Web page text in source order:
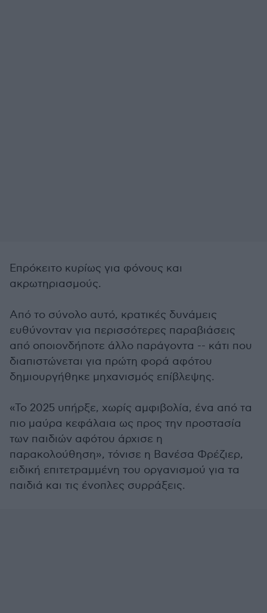
Επρόκειτο κυρίως για φόνους και
ακρωτηριασμούς.
Από το σύνολο αυτό, κρατικές δυνάμεις
ευθύνονταν για περισσότερες παραβιάσεις
από οποιονδήποτε άλλο παράγοντα -- κάτι που
διαπιστώνεται για πρώτη φορά αφότου
δημιουργήθηκε μηχανισμός επίβλεψης.
«Το 2025 υπήρξε, χωρίς αμφιβολία, ένα από τα
πιο μαύρα κεφάλαια ως προς την προστασία
των παιδιών αφότου άρχισε η
παρακολούθηση», τόνισε η Βανέσα Φρέζιερ,
ειδική επιτετραμμένη του οργανισμού για τα
παιδιά και τις ένοπλες συρράξεις.